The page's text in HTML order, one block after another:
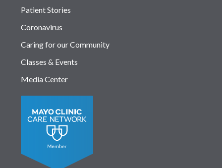
Patient Stories
Coronavirus
Caring for our Community
Classes & Events
Media Center